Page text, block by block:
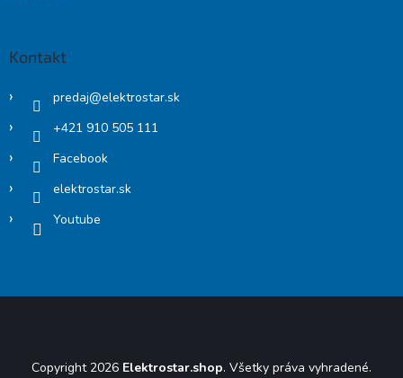
Kontakt
predaj@elektrostar.sk
+421 910 505 111
Facebook
elektrostar.sk
Youtube
Copyright 2026 Elektrostar.shop. Všetky práva vyhradené.